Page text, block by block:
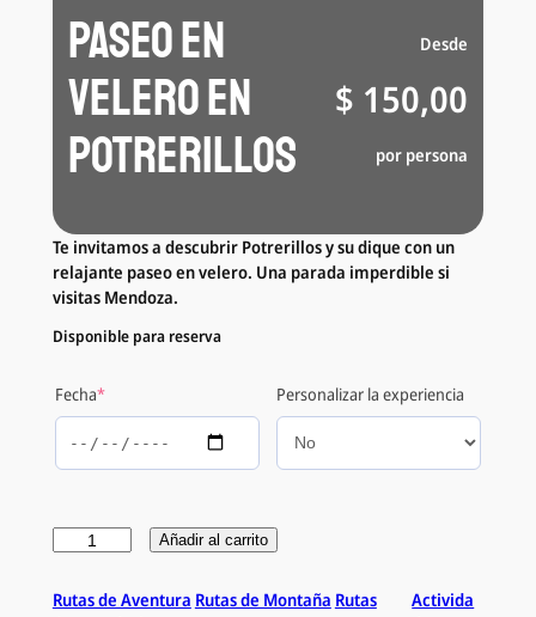
Paseo en
Velero en
Potrerillos
Desde
$ 150,00
por persona
Te invitamos a descubrir Potrerillos y su dique con un
relajante paseo en velero. Una parada imperdible si
visitas Mendoza.
Disponible para reserva
Fecha*(
r
e
q
r
e
)
Personalizar la experiencia
s
Añadir al carrito
Rutas de Aventura Rutas de Montaña Rutas
Activida